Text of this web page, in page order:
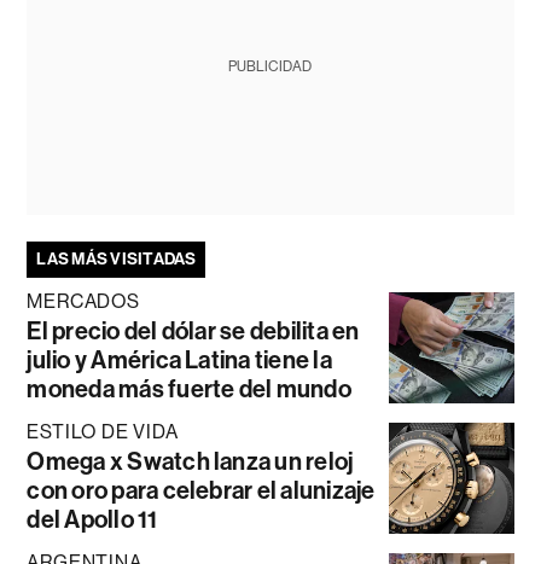
PUBLICIDAD
LAS MÁS VISITADAS
MERCADOS
El precio del dólar se debilita en
julio y América Latina tiene la
moneda más fuerte del mundo
ESTILO DE VIDA
Omega x Swatch lanza un reloj
con oro para celebrar el alunizaje
del Apollo 11